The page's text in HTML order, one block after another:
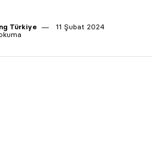
Türkiye
11 Şubat 2024